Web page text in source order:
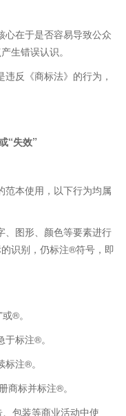
心在于是否容易导致公众
生错误认识。
反《商标法》的行为，
“失效”
范本使用，以下行为均属
、图形、颜色等要素进行
识别，仍标注®符号，即
®。
标注®。
注®。
商标并标注®。
包装等商业活动中使